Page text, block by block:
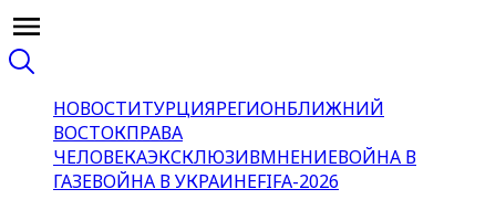
НОВОСТИТУРЦИЯРЕГИОНБЛИЖНИЙ
ВОСТОКПРАВА
ЧЕЛОВЕКАЭКСКЛЮЗИВМНЕНИЕВОЙНА В
ГАЗЕВОЙНА В УКРАИНЕFIFA-2026